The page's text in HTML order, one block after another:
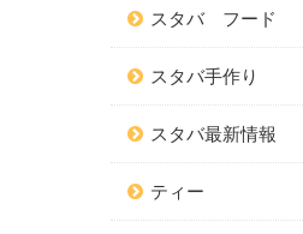
スタバ フード
スタバ手作り
スタバ最新情報
ティー